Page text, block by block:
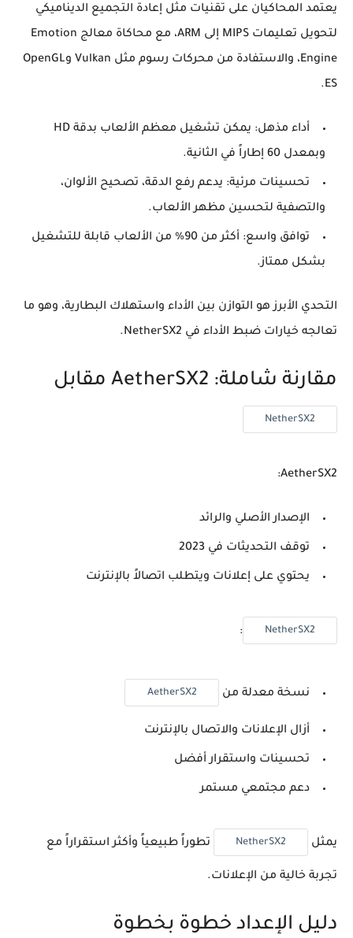
يعتمد المحاكيان على تقنيات مثل إعادة التجميع الديناميكي
لتحويل تعليمات MIPS إلى ARM، مع محاكاة معالج Emotion
Engine، والاستفادة من محركات رسوم مثل Vulkan وOpenGL
ES.
أداء مذهل:
يمكن تشغيل معظم الألعاب بدقة HD
وبمعدل 60 إطاراً في الثانية.
تحسينات مرئية: يدعم رفع الدقة، تصحيح الألوان،
والتصفية لتحسين مظهر الألعاب.
توافق واسع:
أكثر من 90% من الألعاب قابلة للتشغيل
بشكل ممتاز.
التحدي الأبرز هو التوازن بين الأداء واستهلاك البطارية، وهو ما
تعالجه خيارات ضبط الأداء في NetherSX2.
مقارنة شاملة: AetherSX2 مقابل
NetherSX2
AetherSX2:
الإصدار الأصلي والرائد
توقف التحديثات في 2023
يحتوي على إعلانات ويتطلب اتصالاً بالإنترنت
NetherSX2
:
نسخة معدلة من AetherSX2
أزال الإعلانات والاتصال بالإنترنت
تحسينات واستقرار أفضل
دعم مجتمعي مستمر
يمثل NetherSX2 تطوراً طبيعياً وأكثر استقراراً مع
تجربة خالية من الإعلانات.
دليل الإعداد خطوة بخطوة